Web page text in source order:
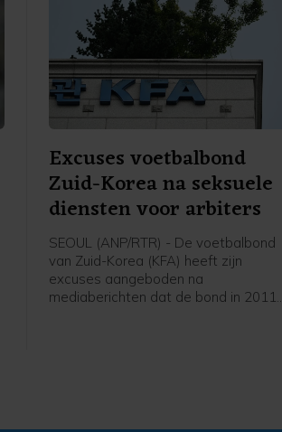
Excuses voetbalbond
Zuid-Korea na seksuele
diensten voor arbiters
SEOUL (ANP/RTR) - De voetbalbond
van Zuid-Korea (KFA) heeft zijn
excuses aangeboden na
mediaberichten dat de bond in 2011